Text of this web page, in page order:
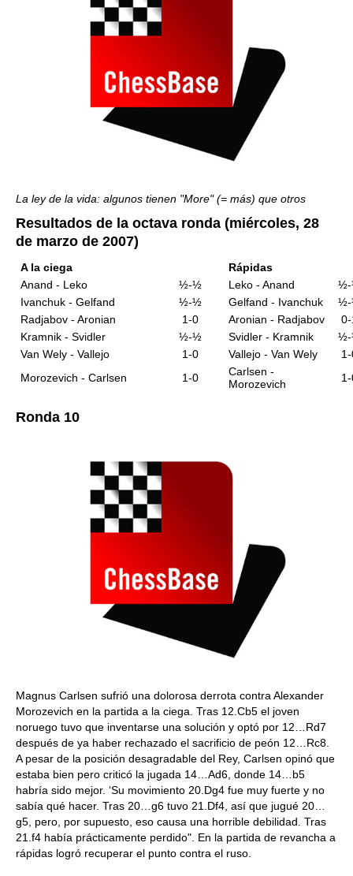
La ley de la vida: algunos tienen "More" (= más) que otros
Resultados de la octava ronda (miércoles, 28
de marzo de 2007)
A la ciega
Rápidas
Anand - Leko
½-½ Leko - Anand
Ivanchuk - Gelfand
½-½ Gelfand - Ivanchuk
Radjabov - Aronian
1-0 Aronian - Radjabov
Kramnik - Svidler
½-½ Svidler - Kramnik
Van Wely - Vallejo
1-0 Vallejo - Van Wely
Morozevich - Carlsen
1-0
Carlsen -
Morozevich
Ronda 10
Magnus Carlsen sufrió una dolorosa derrota contra Alexander
Morozevich en la partida a la ciega. Tras 12.Cb5 el joven
noruego tuvo que inventarse una solución y optó por 12…Rd7
después de ya haber rechazado el sacrificio de peón 12…Rc8.
A pesar de la posición desagradable del Rey, Carlsen opinó que
estaba bien pero criticó la jugada 14…Ad6, donde 14…b5
habría sido mejor. ‘Su movimiento 20.Dg4 fue muy fuerte y no
sabía qué hacer. Tras 20…g6 tuvo 21.Df4, así que jugué 20…
g5, pero, por supuesto, eso causa una horrible debilidad. Tras
21.f4 había prácticamente perdido". En la partida de revancha a
rápidas logró recuperar el punto contra el ruso.